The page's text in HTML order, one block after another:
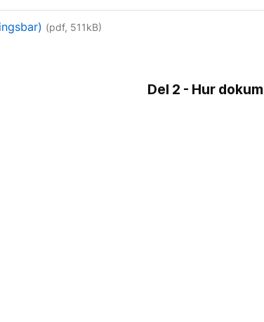
(pdf, 511kB)
Del 2 - Hur